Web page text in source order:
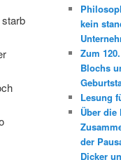
kein
Zum
Blochs
Lesung
Über die
der
Dicker